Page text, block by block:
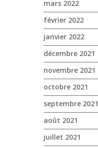
spéciale dédiée à...
mars 2022
février 2022
janvier 2022
décembre 2021
novembre 2021
octobre 2021
septembre 2021
août 2021
juillet 2021